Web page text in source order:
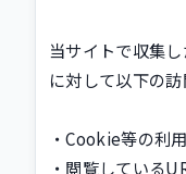
当サイトで収集
に対して以下の訪
・Cookie等の利
・閲覧している